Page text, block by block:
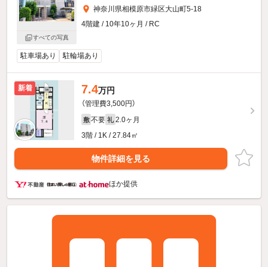
すべての写真
神奈川県相模原市緑区大山町5-18
4階建 / 10年10ヶ月 / RC
駐車場あり 駐輪場あり
新着 7.4万円
（管理費3,500円）
敷 不要 礼 2.0ヶ月
3階 / 1K / 27.84㎡
物件詳細を見る
ほか提供